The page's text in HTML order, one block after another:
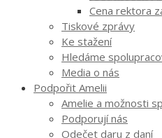
Cena rektora
Tiskové zprávy
Ke stažení
Hledáme
Media o nás
Podpořit Amelii
Amelie a možnosti
Podporují nás
Odečet daru z daní